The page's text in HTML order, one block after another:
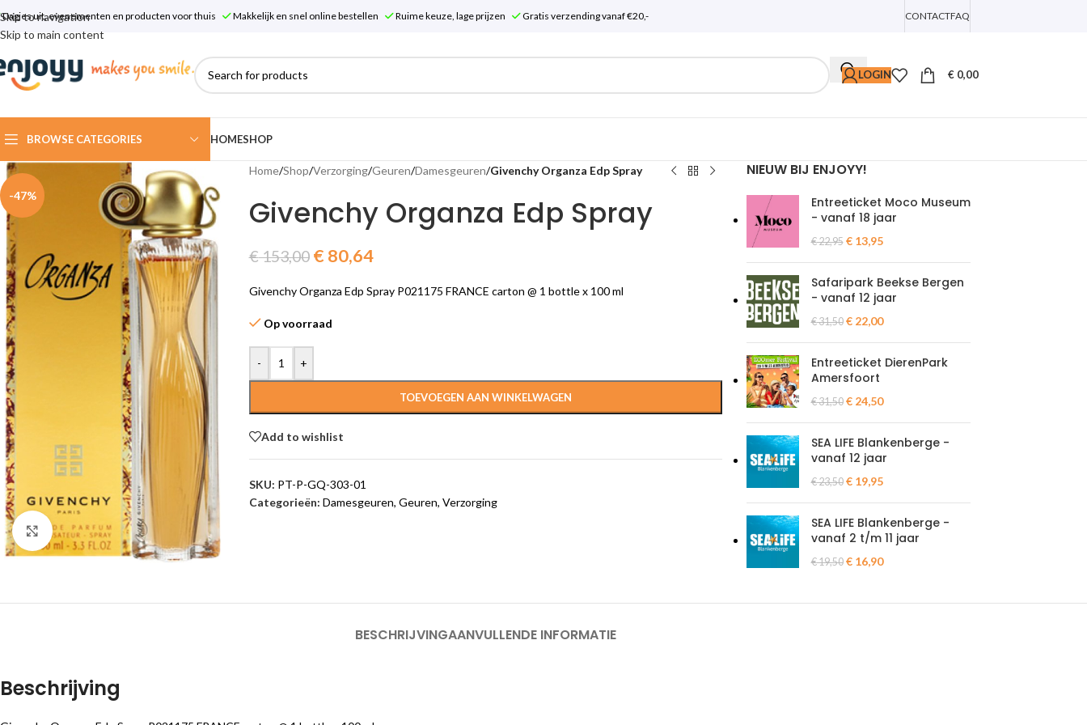
Skip to navigation
Skip to main content
Dagjes uit, evenementen en producten voor thuis Makkelijk en snel online bestellen Ruime keuze, lage prijzen Gratis verzending vanaf €20,- CONTACTFAQ
LOGIN € 0,00
BROWSE CATEGORIES HOMESHOP
-47%
Click to enlarge
Home/Shop/Verzorging/Geuren/Damesgeuren/Givenchy Organza Edp Spray
Givenchy Organza Edp Spray
€153,00 € 80,64
Givenchy Organza Edp Spray P021175 FRANCE carton @ 1 bottle x 100 ml
Op voorraad
- +
TOEVOEGEN AAN WINKELWAGEN
Add to wishlist
SKU: PT-P-GQ-303-01
Categorieën: Damesgeuren, Geuren, Verzorging
NIEUW BIJ ENJOYY!
Entreeticket Moco Museum
- vanaf 18 jaar
€22,95 €13,95
Safaripark Beekse Bergen
- vanaf 12 jaar
€31,50 €22,00
Entreeticket DierenPark
Amersfoort
€31,50 €24,50
SEA LIFE Blankenberge -
vanaf 12 jaar
€23,50 €19,95
SEA LIFE Blankenberge -
vanaf 2 t/m 11 jaar
€19,50 €16,90
BESCHRIJVINGAANVULLENDE INFORMATIE
Beschrijving